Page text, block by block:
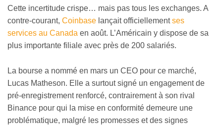
Cette incertitude crispe… mais pas tous les exchanges. A
contre-courant, Coinbase lançait officiellementses
services au Canada en août. L’Américain y dispose de sa
plus importante filiale avec près de 200 salariés.
La bourse a nommé en mars un CEO pour ce marché,
Lucas Matheson. Elle a surtout signé un engagement de
pré-enregistrement renforcé, contrairement à son rival
Binance pour qui la mise en conformité demeure une
problématique, malgré les promesses et des signes